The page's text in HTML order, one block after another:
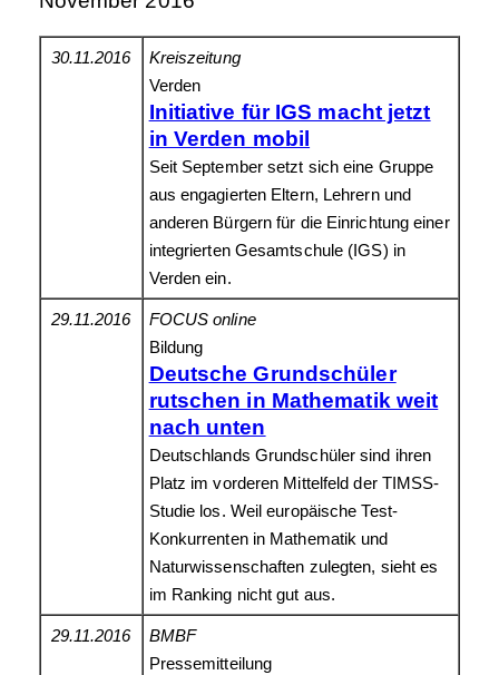
30.11.2016
Kreiszeitung
Verden
Initiative für IGS macht jetzt
in Verden mobil
Seit September setzt sich eine Gruppe
aus engagierten Eltern, Lehrern und
anderen Bürgern für die Einrichtung einer
integrierten Gesamtschule (IGS) in
Verden ein.
29.11.2016
FOCUS online
Bildung
Deutsche Grundschüler
rutschen in Mathematik weit
nach unten
Deutschlands Grundschüler sind ihren
Platz im vorderen Mittelfeld der TIMSS-
Studie los. Weil europäische Test-
Konkurrenten in Mathematik und
Naturwissenschaften zulegten, sieht es
im Ranking nicht gut aus.
29.11.2016
BMBF
Pressemitteilung